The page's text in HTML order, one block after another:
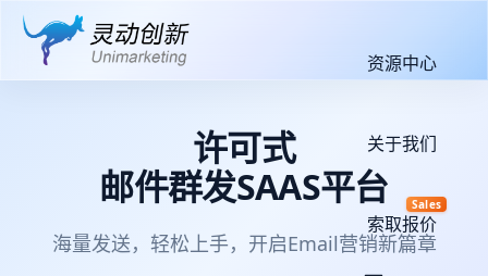
资源中心
关于我们
索取报价
Sales
许可式
邮件群发SAAS平台
海量发送，轻松上手，开启Email营销新篇章